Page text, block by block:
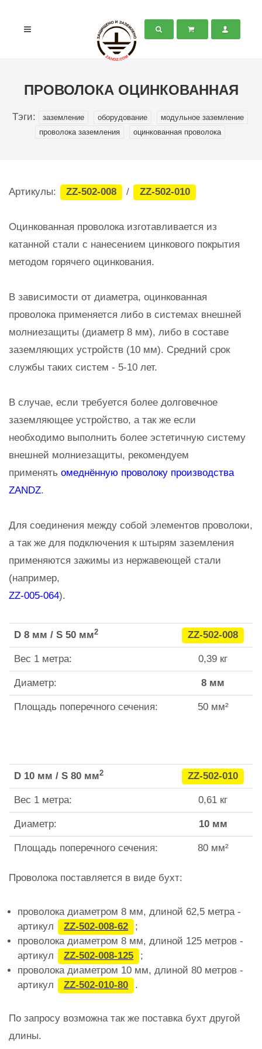
ПРОВОЛОКА ОЦИНКОВАННАЯ
Тэги: заземление оборудование
модульное заземление
проволока заземления
оцинкованная проволока
Артикулы: ZZ-502-008 / ZZ-502-010
Оцинкованная проволока изготавливается из
катанной стали с нанесением цинкового покрытия
методом горячего оцинкования.
В зависимости от диаметра, оцинкованная
проволока применяется либо в системах внешней
молниезащиты (диаметр 8 мм), либо в составе
заземляющих устройств (10 мм). Средний срок
службы таких систем - 5-10 лет.
В случае, если требуется более долговечное
заземляющее устройство, а так же если
необходимо выполнить более эстетичную систему
внешней молниезащиты, рекомендуем
применять омеднённую проволоку производства
ZANDZ.
Для соединения между собой элементов проволоки,
а так же для подключения к штырям заземления
применяются зажимы из нержавеющей стали
(например,
ZZ-005-064).
D 8 мм / S 50 мм2 ZZ-502-008
Вес 1 метра: 0,39 кг
Диаметр: 8 мм
Площадь поперечного сечения: 50 мм²
D 10 мм / S 80 мм2 ZZ-502-010
Вес 1 метра: 0,61 кг
Диаметр: 10 мм
Площадь поперечного сечения: 80 мм²
Проволока поставляется в виде бухт:
проволока диаметром 8 мм, длиной 62,5 метра -
артикул
ZZ-502-008-62
;
проволока диаметром 8 мм, длиной 125 метров -
артикул
ZZ-502-008-125
;
проволока диаметром 10 мм, длиной 80 метров -
артикул
ZZ-502-010-80 .
По запросу возможна так же поставка бухт другой
длины.